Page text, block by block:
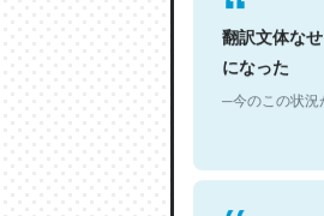
翻訳文体な
になった
─今のこの状況